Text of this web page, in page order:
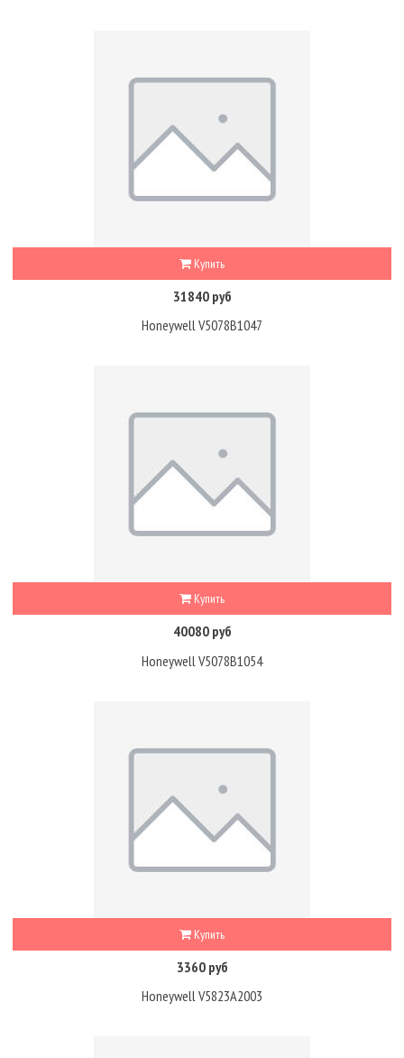
Купить
31840 руб
Honeywell V5078B1047
Купить
40080 руб
Honeywell V5078B1054
Купить
3360 руб
Honeywell V5823A2003